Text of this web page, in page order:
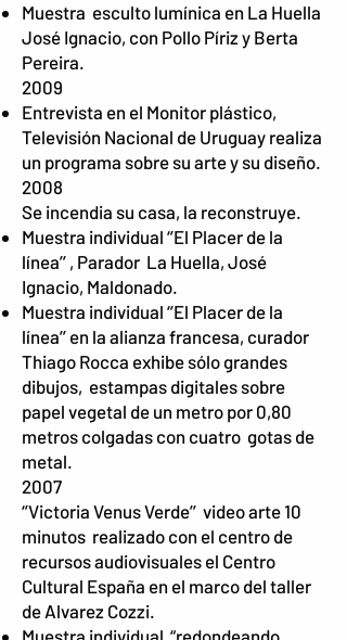
Muestra esculto lumínica en La Huella
José Ignacio, con Pollo Píriz y Berta
Pereira.
2009
Entrevista en el Monitor plástico,
Televisión Nacional de Uruguay realiza
un programa sobre su arte y su diseño.
2008
Se incendia su casa, la reconstruye.
Muestra individual ‘’El Placer de la
línea’’ , Parador La Huella, José
Ignacio, Maldonado.
Muestra individual ‘’El Placer de la
línea’’ en la alianza francesa, curador
Thiago Rocca exhibe sólo grandes
dibujos, estampas digitales sobre
papel vegetal de un metro por 0,80
metros colgadas con cuatro gotas de
metal.
2007
‘’Victoria Venus Verde’’ video arte 10
minutos realizado con el centro de
recursos audiovisuales el Centro
Cultural España en el marco del taller
de Alvarez Cozzi.
Muestra individual “redondeando,